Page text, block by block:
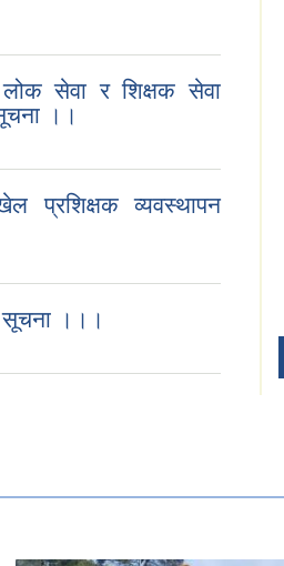
लोक सेवा र शिक्षक सेवा
।।
प्रशिक्षक व्यवस्थापन
सूचना ।।।